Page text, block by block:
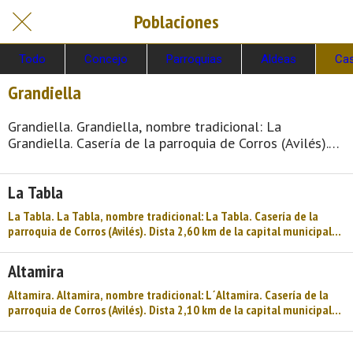
Poblaciones
Todo Concejo Parroquias Aldeas
Grandiella
Grandiella. Grandiella, nombre tradicional: La
Grandiella. Casería de la parroquia de Corros (Avilés).
encuentra a una altitud de 40 m. Cuenta con 6
viviendas (la parroquia 284) de las cuales 6 son
viviendas principales y 0 viviendas no principales. El
municipio de Avilés tiene 6 parroquias: Avilés, Corros,
Entreviñas, Laviana, Miranda, Navarro. Los pueblos que
form ...
La Tabla
La Tabla. La Tabla, nombre tradicional: La Tabla. Casería de la
parroquia de Corros (Avilés). Dista 2,60 km de la capital municipal
y 3 viviendas no principales. El municipio de Avilés tiene 6
parroquias: Avilés, Corros, Entreviñas, Laviana, Miranda, Navarro.
Los pueblos que forman la pa ...
Altamira
Altamira. Altamira, nombre tradicional: L´Altamira. Casería de la
parroquia de Corros (Avilés). Dista 2,10 km de la capital municipal